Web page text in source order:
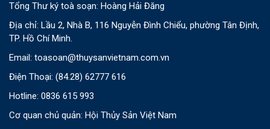
Tổng Thư ký toà soạn: Hoàng Hải Đăng
Địa chỉ: Lầu 2, Nhà B, 116 Nguyễn Đình Chiểu, phường Tân Định,
TP. Hồ Chí Minh.
Email: toasoan@thuysanvietnam.com.vn
Điện Thoại: (84.28) 62777 616
Hotline: 0836 615 993
Cơ quan chủ quản: Hội Thủy Sản Việt Nam